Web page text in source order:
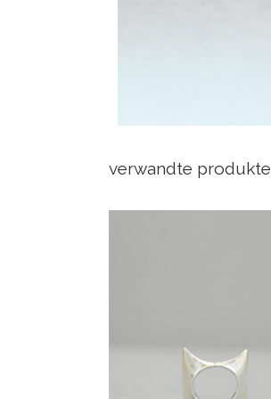
verwandte produkte